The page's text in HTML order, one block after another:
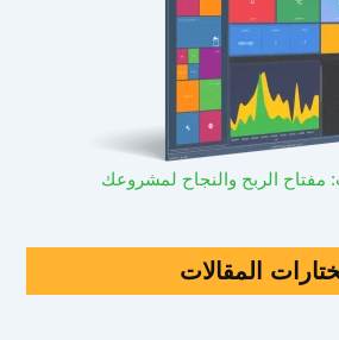
مفتاح الربح والنجاح لمشروعك
المقالات